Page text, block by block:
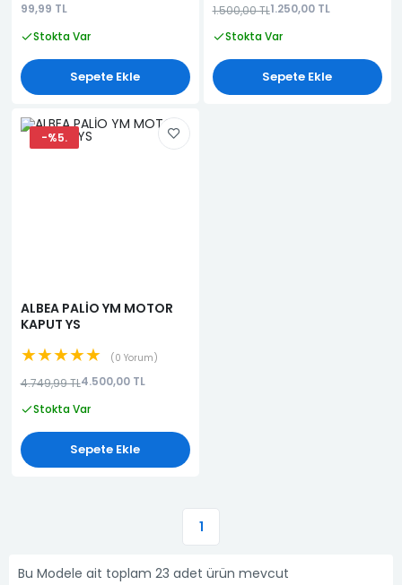
99,99 TL
Stokta Var
Sepete Ekle
1.500,00 TL1.250,00 TL
Stokta Var
Sepete Ekle
-%5.
ALBEA PALİO YM MOTOR
KAPUT YS
★★★★★ 0 Yorum
4.749,99 TL4.500,00 TL
Stokta Var
Sepete Ekle
1
Bu Modele ait toplam 23 adet ürün mevcut